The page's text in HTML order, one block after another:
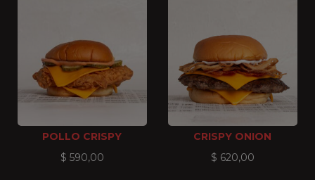
POLLO CRISPY
$ 590,00
CRISPY ONION
$ 620,00